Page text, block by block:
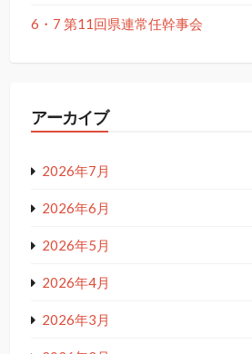
6・7 第11回県連常任幹事会
アーカイブ
2026年7月
2026年6月
2026年5月
2026年4月
2026年3月